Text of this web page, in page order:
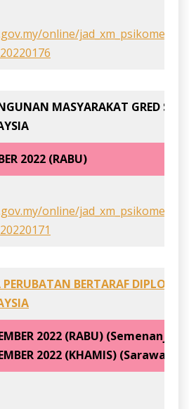
online/
MASYARAKAT GRED S41
2022 (RABU)
online/
BERTARAF DIPLOMA
2022 (RABU)
2022 (KHAMIS) (Sarawak